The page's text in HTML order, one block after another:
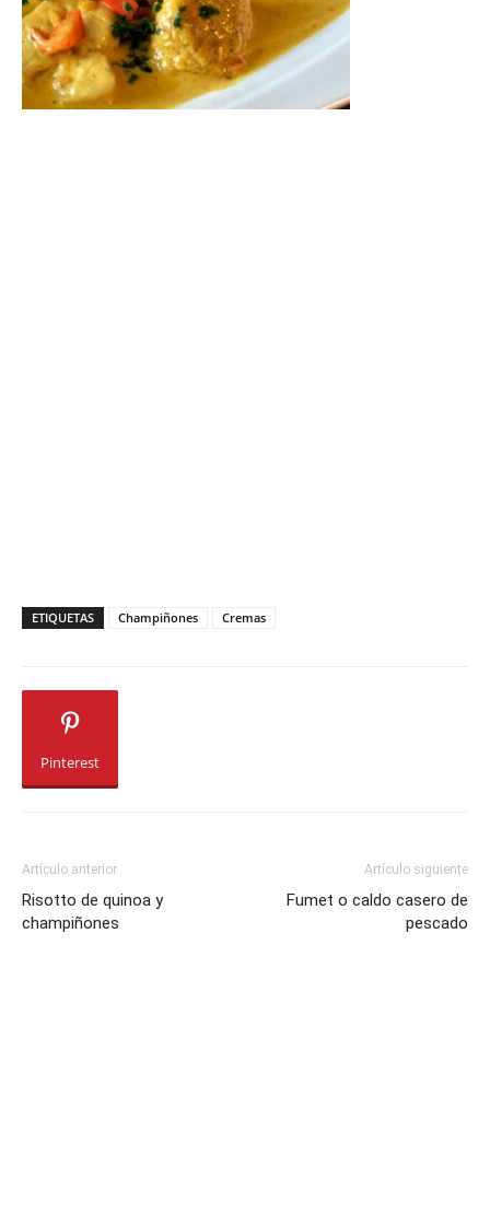
ETIQUETAS Champiñones Cremas
Pinterest
Artículo anterior
Risotto de quinoa y
champiñones
Artículo siguiente
Fumet o caldo casero de
pescado